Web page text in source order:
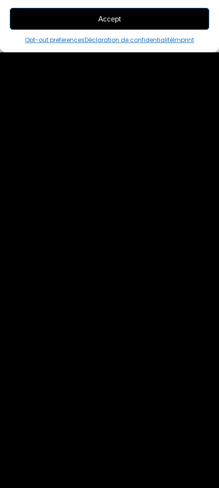
Accept
Opt-out preferencesDéclaration de confidentialitéImprint
THIS PAIR IS
ALREADY SOLD OUT